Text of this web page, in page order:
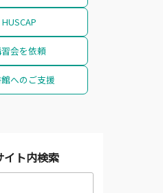
HUSCAP
会を依頼
へのご支援
イト内検索